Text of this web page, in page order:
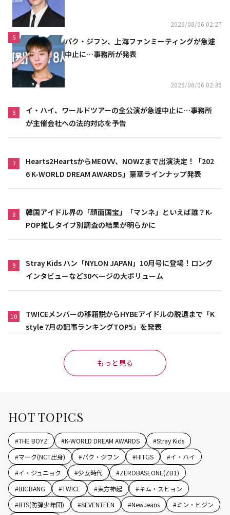
2026/08/06 02:27
5
パク・ジフン、上海ファンミーティングが急遽
中止に…事務所が発表
2026/08/06 02:36
6
イ・ハイ、ワールドツアーの全公演が急遽中止に…事務所
が主催会社への法的対応を予告
7
Hearts2HeartsからMEOVV、NOWZまで出演決定！「202
6 K-WORLD DREAM AWARDS」豪華ラインナップ発表
8
韓国アイドル界の「顔面国宝」「マンネ」といえば誰？K-
POP推しタイプ別調査の結果が明らかに
9
Stray Kids ハン「NYLON JAPAN」10月号に登場！ロング
インタビューなど30ページの大ボリューム
10
TWICEメンバーの移籍説からHYBEアイドルの脱退まで「K
style 7月の記事ランキングTOP5」を発表
もっと見る
HOT TOPICS
#THE BOYZ #K-WORLD DREAM AWARDS #Stray Kids
#マーク(NCT出身) #パク・ジフン #HITGS #イ・ハイ
#イ・ジュニョク #少女時代 #ZEROBASEONE(ZB1)
#BIGBANG #TWICE #東方神起 #キム・スヒョン
#BTS(防弾少年団) #SEVENTEEN #NewJeans #ミン・ヒジン